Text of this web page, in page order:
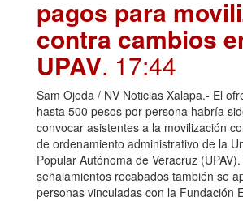
pagos para
contra cambios
UPAV. 17:44
Sam Ojeda / NV Noticias Xalapa.- El
hasta 500 pesos por persona habría
convocar asistentes a la movilización
de ordenamiento administrativo de la
Popular Autónoma de Veracruz
señalamientos recabados también se
personas vinculadas con la Fundación